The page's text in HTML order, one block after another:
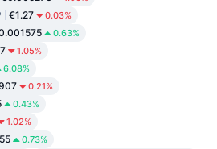
€1.27 0.03%
0.63%
1.05%
6.08%
0.21%
0.43%
1.02%
0.73%